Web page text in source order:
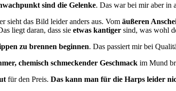
sind die Gelenke. Das war bei mir aber in
sieht das Bild leider anders aus. Vom äußeren
liegt daran, dass sie etwas kantiger sind, was wohl
zu brennen beginnen. Das passiert mir bei
chemisch schmeckender Geschmack im Mund
für den Preis. Das kann man für die Harps leider